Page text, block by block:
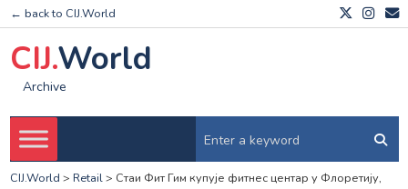
← back to CIJ.World
CIJ.World
Archive
CIJ.World > Retail> Стаи Фит Гим купује фитнес центар у Флоретију,